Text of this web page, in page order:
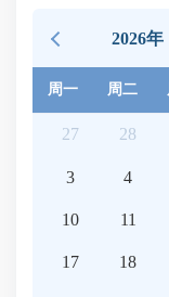
2026年
周一 周二
27 28
3 4
10 11
17 18